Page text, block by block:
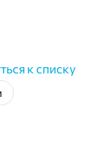
к списку